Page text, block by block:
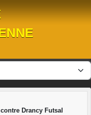
Drancy Futsal